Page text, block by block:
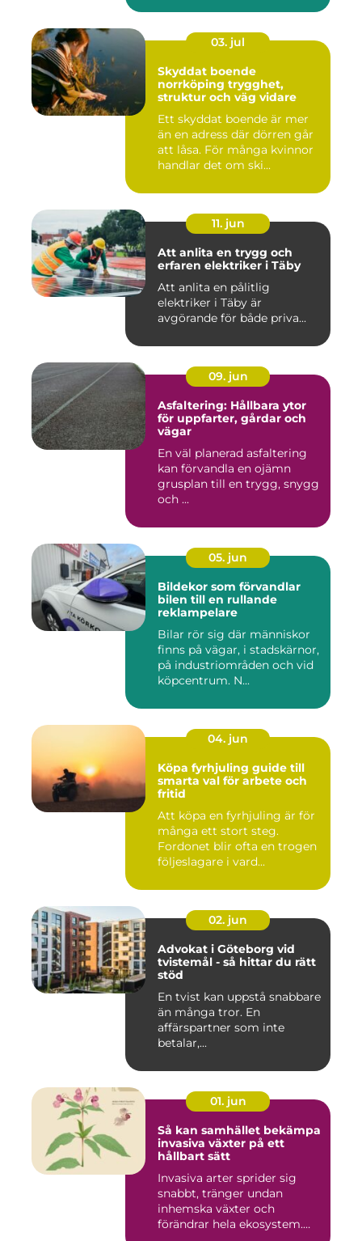
03. jul
Skyddat boende
norrköping trygghet,
struktur och väg vidare
Ett skyddat boende är mer
än en adress där dörren går
att låsa. För många kvinnor
handlar det om ski...
11. jun
Att anlita en trygg och
erfaren elektriker i Täby
Att anlita en pålitlig
elektriker i Täby är
avgörande för både priva...
09. jun
Asfaltering: Hållbara ytor
för uppfarter, gårdar och
vägar
En väl planerad asfaltering
kan förvandla en ojämn
grusplan till en trygg, snygg
och ...
05. jun
Bildekor som förvandlar
bilen till en rullande
reklampelare
Bilar rör sig där människor
finns på vägar, i stadskärnor,
på industriområden och vid
köpcentrum. N...
04. jun
Köpa fyrhjuling guide till
smarta val för arbete och
fritid
Att köpa en fyrhjuling är för
många ett stort steg.
Fordonet blir ofta en trogen
följeslagare i vard...
02. jun
Advokat i Göteborg vid
tvistemål - så hittar du rätt
stöd
En tvist kan uppstå snabbare
än många tror. En
affärspartner som inte
betalar,...
01. jun
Så kan samhället bekämpa
invasiva växter på ett
hållbart sätt
Invasiva arter sprider sig
snabbt, tränger undan
inhemska växter och
förändrar hela ekosystem.